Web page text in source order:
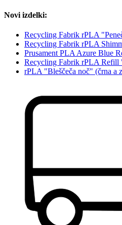
Novi izdelki:
Recycling Fabrik rPLA
Recycling Fabrik rPLA
Prusament PLA Azure Blue
Recycling Fabrik rPLA Refill
rPLA "Bleščeča noč" (črna a